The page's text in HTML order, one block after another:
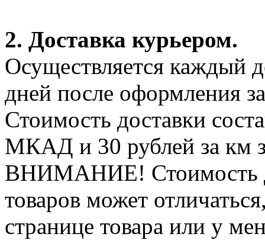
2. Доставка курьером.
Осуществляется каждый
дней после оформления
Стоимость доставки
МКАД и 30 рублей за км
ВНИМАНИЕ! Стоимость
товаров может
странице товара или у